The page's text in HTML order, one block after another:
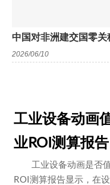
中国对非洲建交国零
2026/06/10
工业设备动画
业ROI测算报告
工业设备动画是否
ROI测算报告显示，在